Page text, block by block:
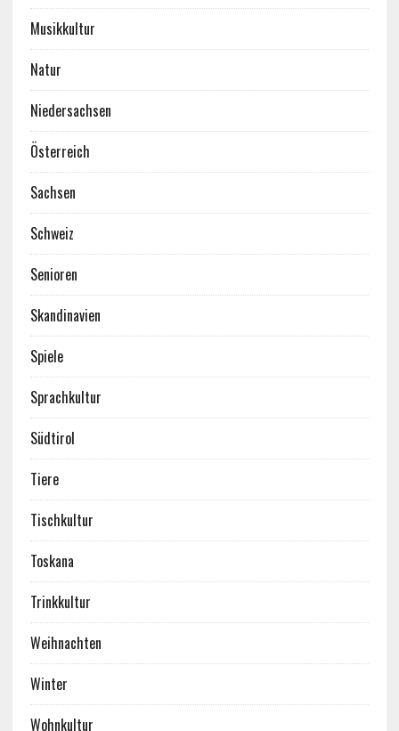
Musikkultur
Natur
Niedersachsen
Österreich
Sachsen
Schweiz
Senioren
Skandinavien
Spiele
Sprachkultur
Südtirol
Tiere
Tischkultur
Toskana
Trinkkultur
Weihnachten
Winter
Wohnkultur